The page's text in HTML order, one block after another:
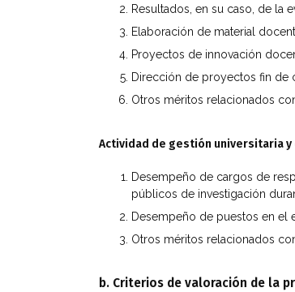
Resultados, en su caso, de la
Elaboración de material
Proyectos de innovación
Dirección de proyectos fin de
Otros méritos relacionados
Actividad de gestión universitaria y
Desempeño de cargos de
públicos de investigación
Desempeño de puestos en el
Otros méritos relacionados
b. Criterios de valoración de la